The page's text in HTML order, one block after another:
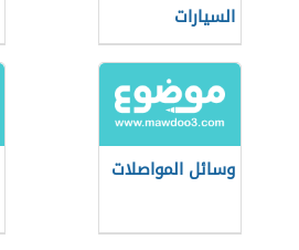
السيارات
وسائل المواصلات